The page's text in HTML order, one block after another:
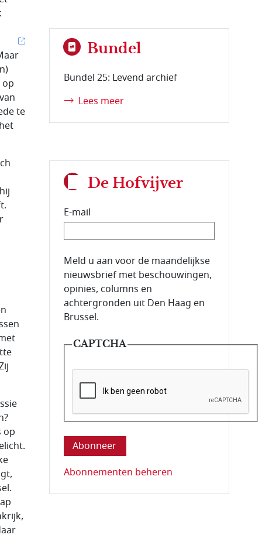
te
op
Bundel
Bundel 25: Levend archief
Lees meer
De Hofvijver
E-mail
E-mailadres van de abonnee.
Meld u aan voor de maandelijkse
nieuwsbrief met beschouwingen,
opinies, columns en
achtergronden uit Den Haag en
Brussel.
CAPTCHA
Deze vraag is om te controleren dat u
Abonnementen beheren